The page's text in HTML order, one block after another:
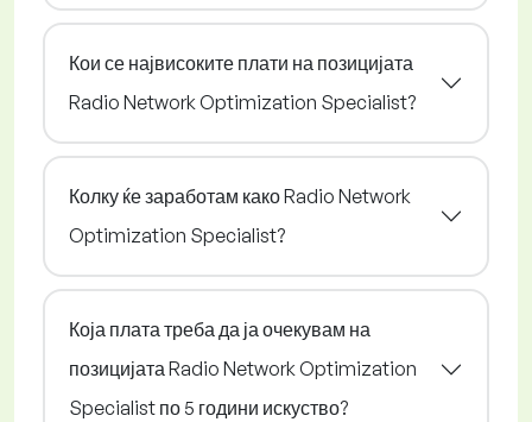
Кои се највисоките плати на позицијата
Radio Network Optimization Specialist?
Колку ќе заработам како Radio Network
Optimization Specialist?
Која плата треба да ја очекувам на
позицијата Radio Network Optimization
Specialist по 5 години искуство?